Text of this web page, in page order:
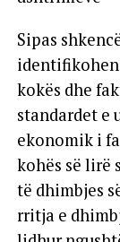
Sipas
kokës dhe
standardet e
ekonomik i
kohës së lirë
të dhimbjes
rritja e